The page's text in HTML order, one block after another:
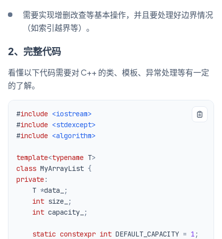
需要实现增删改查等基本操作，并且要处理好边界情况
（如索引越界等）。
2、完整代码
看懂以下代码需要对 C++ 的类、模板、异常处理等有一定
的了解。
#include <iostream>
#include <stdexcept>
#include <algorithm>
template<typename T>
class MyArrayList {
private :
    T
*data_
;
int size_
;
int capacity_ ;
static constexpr int DEFAULT_CAPACITY = 1 ;